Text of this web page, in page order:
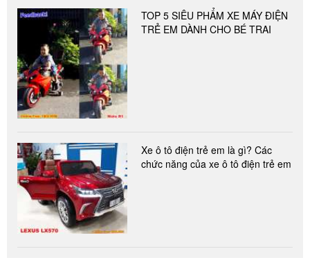
TOP 5 SIÊU PHẨM XE MÁY ĐIỆN
TRẺ EM DÀNH CHO BÉ TRAI
Xe ô tô điện trẻ em là gì? Các
chức năng của xe ô tô điện trẻ em